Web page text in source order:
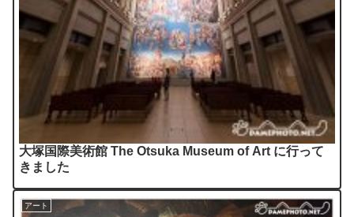
大塚国際美術館 The Otsuka Museum of Art に行って
きました
アート